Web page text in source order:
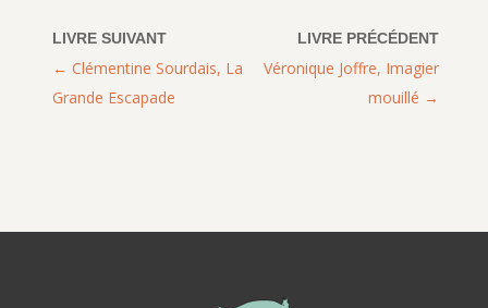
Véronique Joffre, Imagier
mouillé
Clémentine Sourdais, La
Grande Escapade